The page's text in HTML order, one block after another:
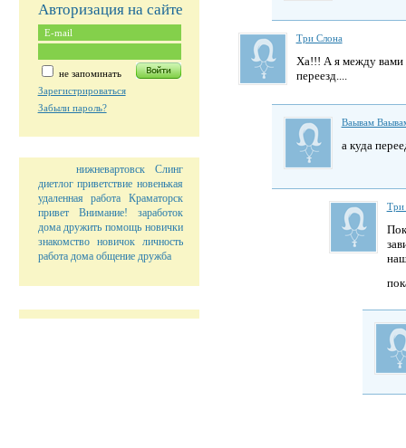
Авторизация на сайте
не запоминать
Зарегистрироваться
Забыли пароль?
нижневартовск
Слинг
диетлог приветствие новенькая
удаленная работа
Краматорск
привет
Внимание!
заработок
дома дружить помощь новички
знакомство
новичок
личность
работа дома общение дружба
Три Слона
Ха!!! А я между
переезд....
Ваывам
а куда
Три